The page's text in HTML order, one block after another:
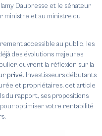
Daubresse et le sénateur
ministre et au ministre du
accessible au public, les
des évolutions majeures
ouvrent la réflexion sur la
privé. Investisseurs débutants
et propriétaires, cet article
du rapport, ses propositions
optimiser votre rentabilité